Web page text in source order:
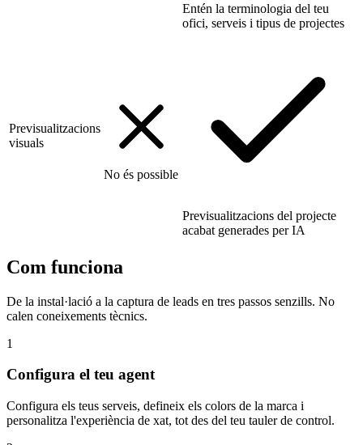
Entén la terminologia del teu
ofici, serveis i tipus de projectes
Previsualitzacions
visuals
No és possible
Previsualitzacions del projecte
acabat generades per IA
Com funciona
De la instal·lació a la captura de leads en tres passos senzills. No
calen coneixements tècnics.
1
Configura el teu agent
Configura els teus serveis, defineix els colors de la marca i
personalitza l'experiència de xat, tot des del teu tauler de control.